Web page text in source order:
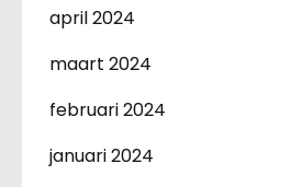
april 2024
maart 2024
februari 2024
januari 2024